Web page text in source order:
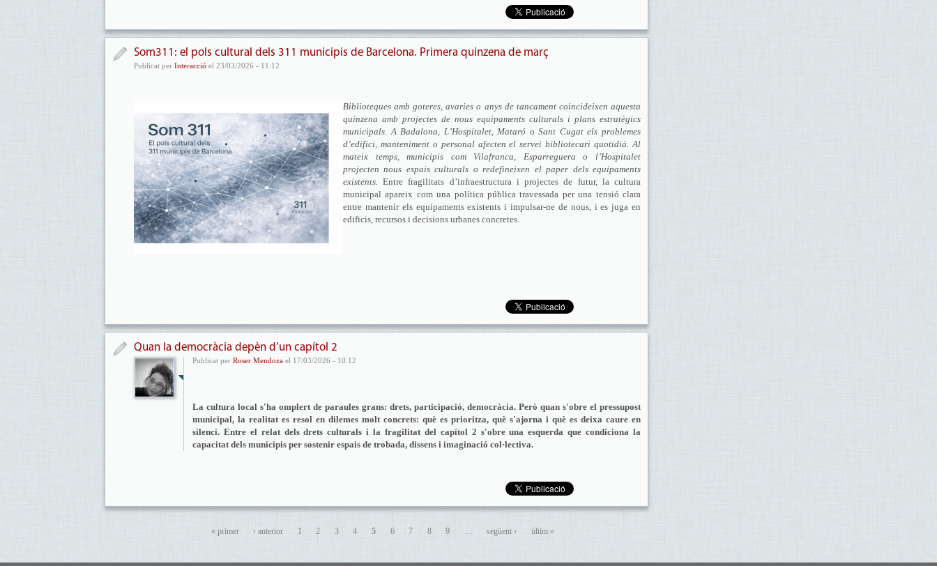
Som311: el pols cultural dels 311 municipis de Barcelona. Primera quinzena de març
Publicat per Interacció el 23/03/2026 - 11:12
Biblioteques amb goteres, avaries o anys de tancament coincideixen aquesta
quinzena amb projectes de nous equipaments culturals i plans estratègics
municipals. A Badalona, L’Hospitalet, Mataró o Sant Cugat els problemes
d’edifici, manteniment o personal afecten el servei bibliotecari quotidià. Al
mateix temps, municipis com Vilafranca, Esparreguera o l’Hospitalet
projecten nous espais culturals o redefineixen el paper dels equipaments
existents.Entre fragilitats d’infraestructura i projectes de futur, la cultura
municipal apareix com una política pública travessada per una tensió clara
entre mantenir els equipaments existents i impulsar-ne de nous, i es juga en
edificis, recursos i decisions urbanes concretes.
Quan la democràcia depèn d’un capítol 2
Publicat per Roser Mendoza el 17/03/2026 - 10:12
La cultura local s'ha omplert de paraules grans: drets, participació, democràcia. Però quan s'obre el pressupost
municipal, la realitat es resol en dilemes molt concrets: què es prioritza, què s'ajorna i què es deixa caure en
silenci. Entre el relat dels drets culturals i la fragilitat del capítol 2 s'obre una esquerda que condiciona la
capacitat dels municipis per sostenir espais de trobada, dissens i imaginació col·lectiva.
« primer ‹ anterior 1 2 3 4 5 6 7 8 9 … següent › últim »